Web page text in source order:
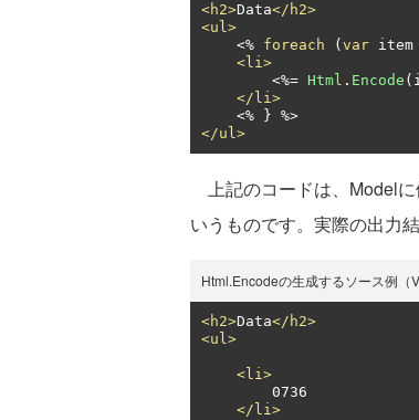
<h2>Data</h2>
<ul>
<% foreach ( var item
<li>
<%= Html . Encode (
</li>
<%
}
</ul>
上記のコードは、Model
いうものです。実際の出力
Html.Encodeの生成するソース例（
<h2>Data</h2>
<ul>
<li>
</li>